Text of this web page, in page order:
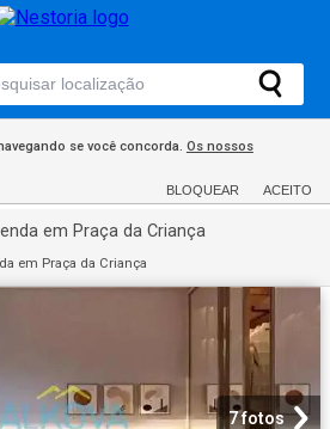
se você concorda. Os nossos
BLOQUEAR ACEITO
em Praça da Criança
em Praça da Criança
7 fotos